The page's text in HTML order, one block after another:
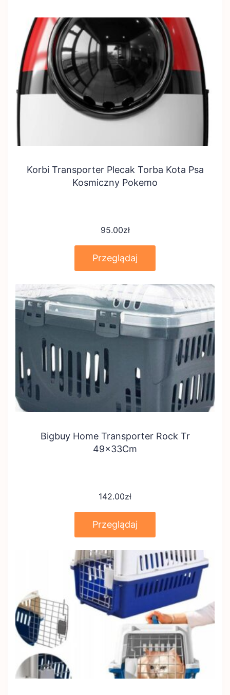
Korbi Transporter Plecak Torba Kota Psa
Kosmiczny Pokemo
95.00zł
Przeglądaj
Bigbuy Home Transporter Rock Tr
49x33Cm
142.00zł
Przeglądaj